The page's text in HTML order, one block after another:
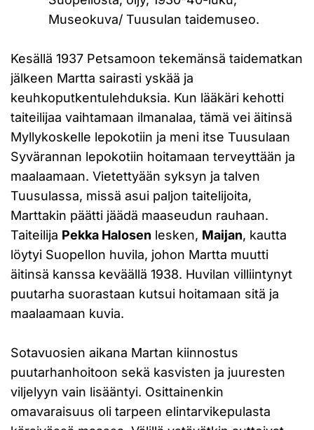
Museokuva/ Tuusulan taidemuseo.
Kesällä 1937 Petsamoon tekemänsä taidematkan
jälkeen Martta sairasti yskää ja
keuhkoputkentulehduksia. Kun lääkäri kehotti
taiteilijaa vaihtamaan ilmanalaa, tämä vei äitinsä
Myllykoskelle lepokotiin ja meni itse Tuusulaan
Syvärannan lepokotiin hoitamaan terveyttään ja
maalaamaan. Vietettyään syksyn ja talven
Tuusulassa, missä asui paljon taitelijoita,
Marttakin päätti jäädä maaseudun rauhaan.
Taiteilija Pekka Halosen lesken, Maijan, kautta
löytyi Suopellon huvila, johon Martta muutti
äitinsä kanssa keväällä 1938. Huvilan villiintynyt
puutarha suorastaan kutsui hoitamaan sitä ja
maalaamaan kuvia.
Sotavuosien aikana Martan kiinnostus
puutarhanhoitoon sekä kasvisten ja juuresten
viljelyyn vain lisääntyi. Osittainenkin
omavaraisuus oli tarpeen elintarvikepulasta